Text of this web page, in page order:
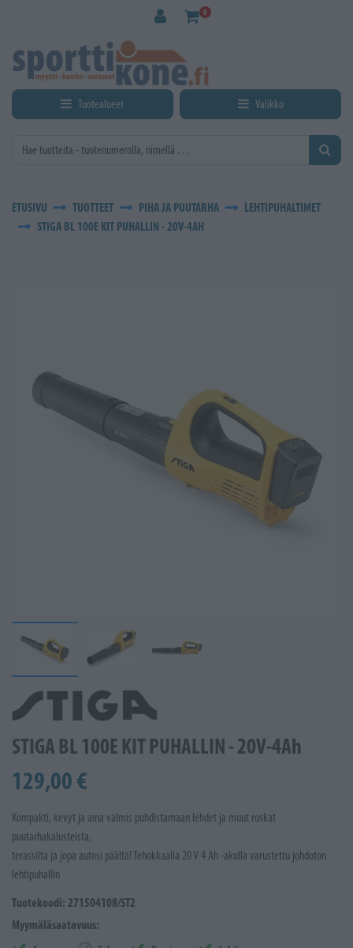
0
Tuotealueet Valikko
ETUSIVU TUOTTEET PIHA JA PUUTARHA
LEHTIPUHALTIMET
STIGA BL 100E KIT PUHALLIN - 20V-4AH
STIGA BL 100E KIT PUHALLIN - 20V-4Ah
129,00 €
Kompakti, kevyt ja aina valmis puhdistamaan lehdet ja muut roskat
puutarhakalusteista,
terassilta ja jopa autosi päältä! Tehokkaalla 20 V 4 Ah -akulla varustettu johdoton
lehtipuhallin
Tuotekoodi: 271504108/ST2
Myymäläsaatavuus: